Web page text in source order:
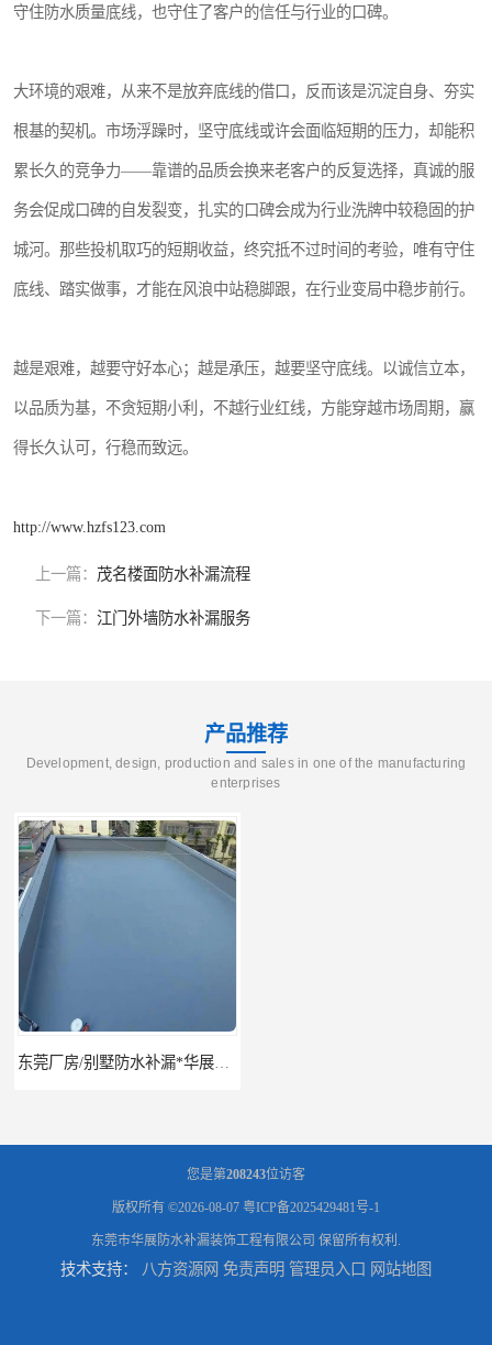
守住防水质量底线，也守住了客户的信任与行业的口碑。
大环境的艰难，从来不是放弃底线的借口，反而该是沉淀自身、夯实
根基的契机。市场浮躁时，坚守底线或许会面临短期的压力，却能积
累长久的竞争力——靠谱的品质会换来老客户的反复选择，真诚的服
务会促成口碑的自发裂变，扎实的口碑会成为行业洗牌中较稳固的护
城河。那些投机取巧的短期收益，终究抵不过时间的考验，唯有守住
底线、踏实做事，才能在风浪中站稳脚跟，在行业变局中稳步前行。
越是艰难，越要守好本心；越是承压，越要坚守底线。以诚信立本，
以品质为基，不贪短期小利，不越行业红线，方能穿越市场周期，赢
得长久认可，行稳而致远。
http://www.hzfs123.com
上一篇： 茂名楼面防水补漏流程
下一篇： 江门外墙防水补漏服务
产品推荐
Development, design, production and sales in one of the manufacturing
enterprises
东莞厂房/别墅防水补漏*华展防水，技术全面、专业靠谱
您是第208243位访客
版权所有 ©2026-08-07 粤ICP备2025429481号-1
东莞市华展防水补漏装饰工程有限公司 保留所有权利.
技术支持： 八方资源网 免责声明 管理员入口 网站地图